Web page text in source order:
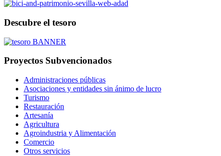
Descubre el tesoro
Proyectos Subvencionados
Administraciones públicas
Asociaciones y entidades sin ánimo de lucro
Turismo
Restauración
Artesanía
Agricultura
Agroindustria y Alimentación
Comercio
Otros servicios